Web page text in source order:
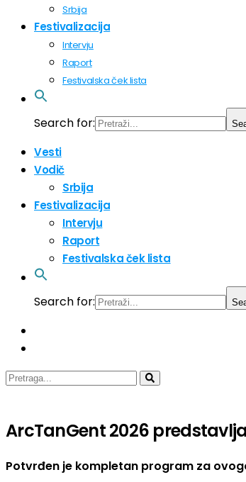
Srbija
Festivalizacija
Intervju
Raport
Festivalska ček lista
Search for:
Vesti
Vodič
Srbija
Festivalizacija
Intervju
Raport
Festivalska ček lista
Search for:
ArcTanGent 2026
Potvrđen je kompletan program za